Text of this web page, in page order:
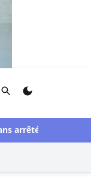
Rechercher
pour le meurtre